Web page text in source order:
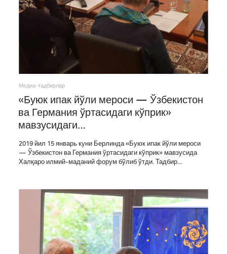
Медиа-тадбирлар
«Буюк ипак йўли мероси — Ўзбекистон
ва Германия ўртасидаги кўприк»
мавзусидаги…
2019 йил 15 январь куни Берлинда «Буюк ипак йўли мероси
— Ўзбекистон ва Германия ўртасидаги кўприк» мавзусида
Халқаро илмий-маданий форум бўлиб ўтди. Тадбир…